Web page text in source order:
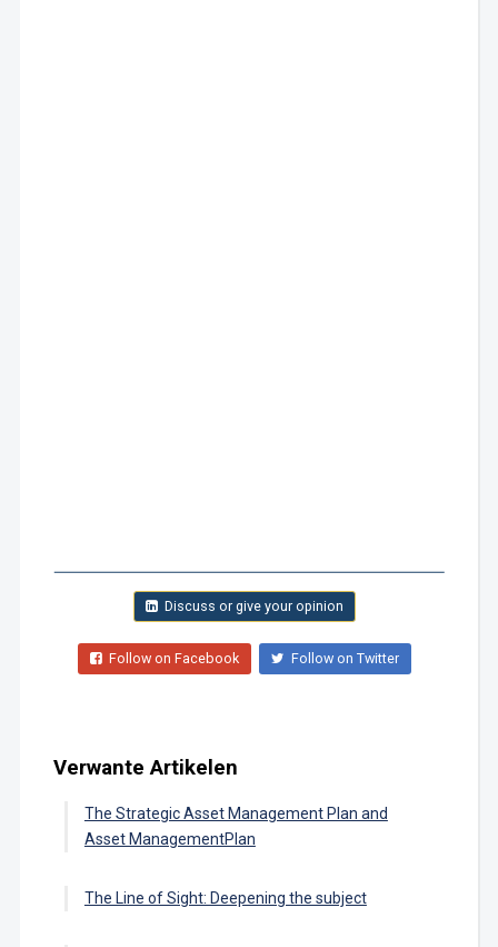
Discuss or give your opinion
Follow on Facebook Follow on Twitter
Verwante Artikelen
The Strategic Asset Management Plan and
Asset ManagementPlan
The Line of Sight: Deepening the subject